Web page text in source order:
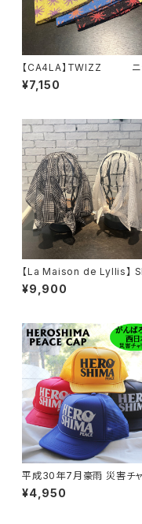
【CA4LA】TWIZZ ニ
ト TKU00451
¥7,150
【La Maison de Lyllis】 SLIT
ERCHIF スカーフ
261019
¥9,900
平成30年7月豪雨 災害チ
ィ HEROSHIMA peace メ
ュキャップ
¥4,950